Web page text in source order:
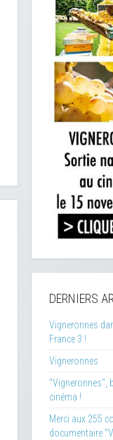
DERNIERS
Vigneronnes
France 3 !
Vigneronnes
"Vigneronnes",
cinéma !
Merci aux 255
documentaire